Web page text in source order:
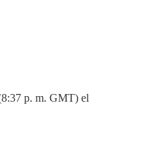
p. m. GMT) el